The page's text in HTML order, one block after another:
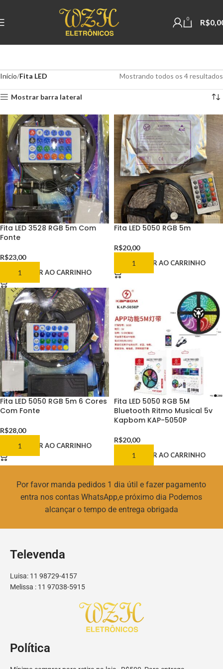
0 R$
Início Fita LED Mostrando todos os 4 resultados
Mostrar barra lateral
Fita LED 3528 RGB 5m Com
Fonte
R$23,00
ADICIONAR AO CARRINHO
Fita LED 5050 RGB 5m
R$20,00
ADICIONAR AO CARRINHO
Fita LED 5050 RGB 5m 6 Cores
Com Fonte
R$28,00
ADICIONAR AO CARRINHO
Fita LED 5050 RGB 5M
Bluetooth Ritmo Musical 5v
Kapbom KAP-5050P
R$20,00
ADICIONAR AO CARRINHO
Por favor manda pedidos 1 dia útil e fazer pagamento
entra nos contas WhatsApp,e próximo dia Podemos
alcançar o tempo de entrega obrigada
Televenda
Luisa: 11 98729-4157
Melissa : 11 97038-5915
Política